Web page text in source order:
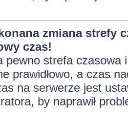
zmiana strefy
czas!
pewno strefa czasowa
prawidłowo, a czas
na serwerze jest
by naprawił